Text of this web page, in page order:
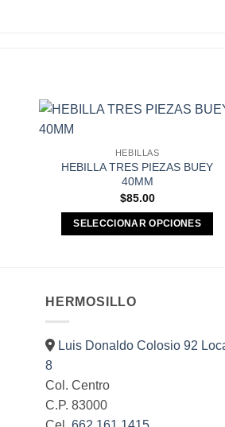
HEBILLAS
HEBILLA TRES PIEZAS BUEY
40MM
$85.00
SELECCIONAR OPCIONES
opciones
HERMOSILLO
Luis Donaldo Colosio 92
8
Col. Centro
C.P. 83000